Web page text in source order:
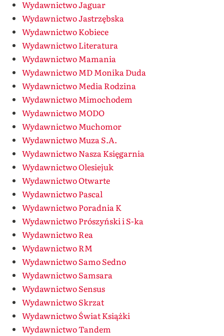
Wydawnictwo Jaguar
Wydawnictwo Jastrzębska
Wydawnictwo Kobiece
Wydawnictwo Literatura
Wydawnictwo Mamania
Wydawnictwo MD Monika Duda
Wydawnictwo Media Rodzina
Wydawnictwo Mimochodem
Wydawnictwo MODO
Wydawnictwo Muchomor
Wydawnictwo Muza S.A.
Wydawnictwo Nasza Księgarnia
Wydawnictwo Olesiejuk
Wydawnictwo Otwarte
Wydawnictwo Pascal
Wydawnictwo Poradnia K
Wydawnictwo Prószyński i S-ka
Wydawnictwo Rea
Wydawnictwo RM
Wydawnictwo Samo Sedno
Wydawnictwo Samsara
Wydawnictwo Sensus
Wydawnictwo Skrzat
Wydawnictwo Świat Książki
Wydawnictwo Tandem